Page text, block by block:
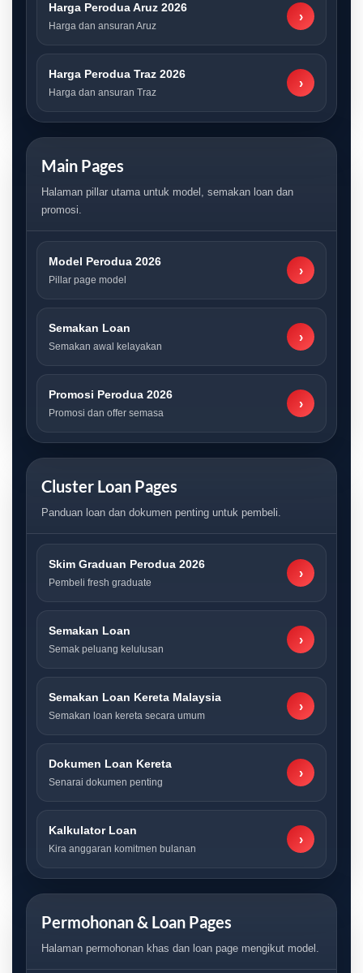
Harga Perodua Aruz 2026
Harga dan ansuran Aruz
›
Harga Perodua Traz 2026
Harga dan ansuran Traz
›
Main Pages
Halaman pillar utama untuk model, semakan loan dan
promosi.
Model Perodua 2026
Pillar page model
›
Semakan Loan
Semakan awal kelayakan
›
Promosi Perodua 2026
Promosi dan offer semasa
›
Cluster Loan Pages
Panduan loan dan dokumen penting untuk pembeli.
Skim Graduan Perodua 2026
Pembeli fresh graduate
›
Semakan Loan
Semak peluang kelulusan
›
Semakan Loan Kereta Malaysia
Semakan loan kereta secara umum
›
Dokumen Loan Kereta
Senarai dokumen penting
›
Kalkulator Loan
Kira anggaran komitmen bulanan
›
Permohonan & Loan Pages
Halaman permohonan khas dan loan page mengikut model.